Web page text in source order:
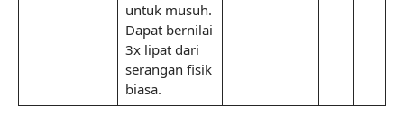
untuk musuh.
Dapat bernilai
3x lipat dari
serangan fisik
biasa.